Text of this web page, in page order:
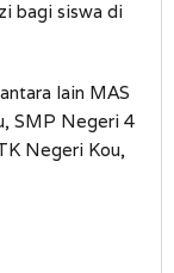
bagi siswa di
lain MAS
SMP Negeri 4
Negeri Kou,